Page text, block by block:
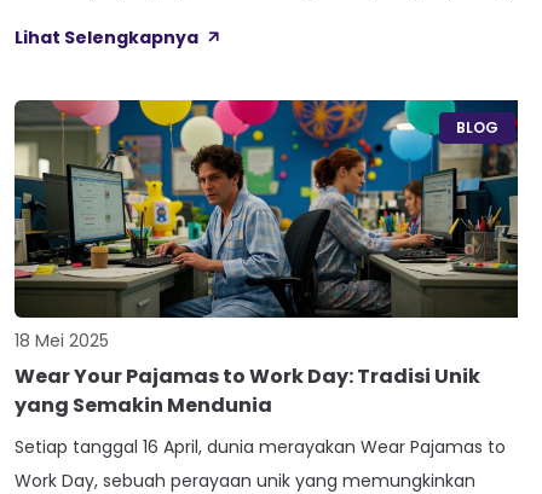
cotton combed – toko grosir atau retail? Artikel ini akan
tersebut untuk membantu Anda membuat keputusan yang
tepat. Apa […]
Lihat Selengkapnya
BLOG
18 Mei 2025
Wear Your Pajamas to Work Day: Tradisi Unik
yang Semakin Mendunia
Setiap tanggal 16 April, dunia merayakan Wear Pajamas to
Work Day, sebuah perayaan unik yang memungkinkan